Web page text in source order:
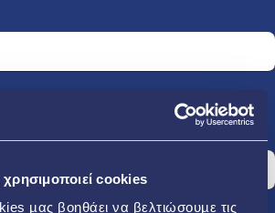
cookies
µας βοηθάει να βελτιώσουµε τις